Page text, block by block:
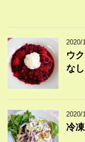
2020/
ウ
なし
2020/
冷